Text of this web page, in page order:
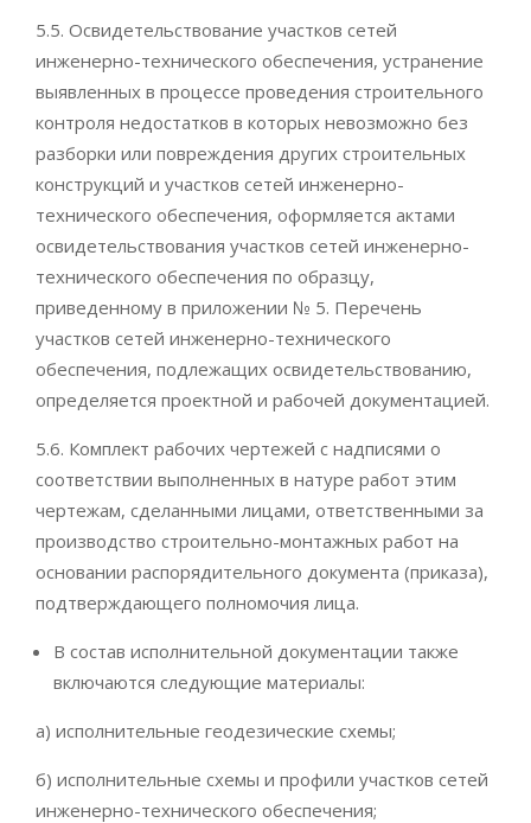
5.5. Освидетельствование участков сетей
инженерно-технического обеспечения, устранение
выявленных в процессе проведения строительного
контроля недостатков в которых невозможно без
разборки или повреждения других строительных
конструкций и участков сетей инженерно-
технического обеспечения, оформляется актами
освидетельствования участков сетей инженерно-
технического обеспечения по образцу,
приведенному в приложении № 5. Перечень
участков сетей инженерно-технического
обеспечения, подлежащих освидетельствованию,
определяется проектной и рабочей документацией.
5.6. Комплект рабочих чертежей с надписями о
соответствии выполненных в натуре работ этим
чертежам, сделанными лицами, ответственными за
производство строительно-монтажных работ на
основании распорядительного документа (приказа),
подтверждающего полномочия лица.
В состав исполнительной документации также
включаются следующие материалы:
а) исполнительные геодезические схемы;
б) исполнительные схемы и профили участков сетей
инженерно-технического обеспечения;